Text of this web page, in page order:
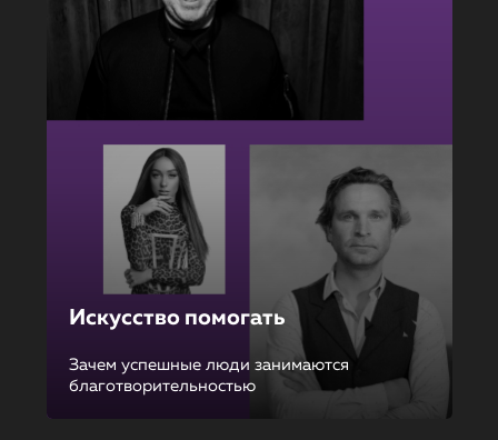
Искусство помогать
Зачем успешные люди занимаются
благотворительностью